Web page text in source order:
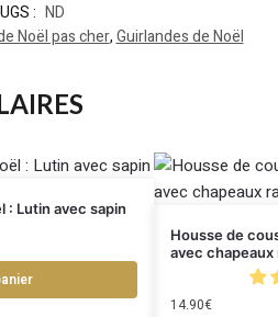
UGS : ND
Noël pas cher,Guirlandes de Noël
: Lutin avec sapin
Housse de
avec chapeaux
14.90€